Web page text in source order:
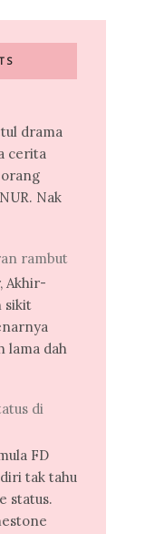
drama
cerita
Nak
rambut
Akhir-
sikit
lama dah
di
FD
tak tahu
status.